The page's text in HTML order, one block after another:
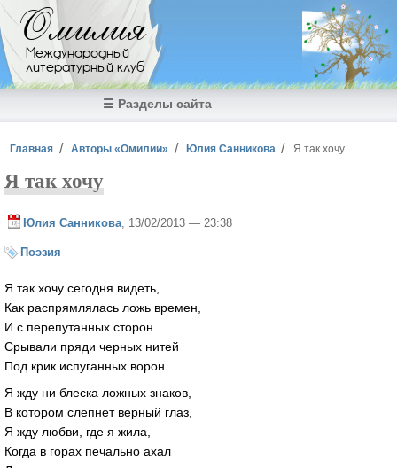
Перейти к основному содержанию
Омилия
Международный
литературный клуб
☰ Разделы сайта
Вы здесь
Главная Авторы «Омилии» Юлия Санникова Я так хочу
Я так хочу
Юлия Санникова , 13/02/2013 — 23:38
Поэзия
Я так хочу сегодня видеть,
Как распрямлялась ложь времен,
И с перепутанных сторон
Срывали пряди черных нитей
Под крик испуганных ворон.
Я жду ни блеска ложных знаков,
В котором слепнет верный глаз,
Я жду любви, где я жила,
Когда в горах печально ахал